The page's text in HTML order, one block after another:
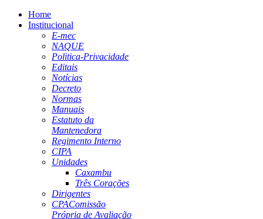
Home
Institucional
E-mec
NAQUE
Politica-Privacidade
Editais
Notícias
Decreto
Normas
Manuais
Estatuto da
Mantenedora
Regimento Interno
CIPA
Unidades
Caxambu
Três Corações
Dirigentes
CPAComissão
Própria de Avaliação